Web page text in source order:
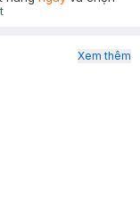
Xem thêm